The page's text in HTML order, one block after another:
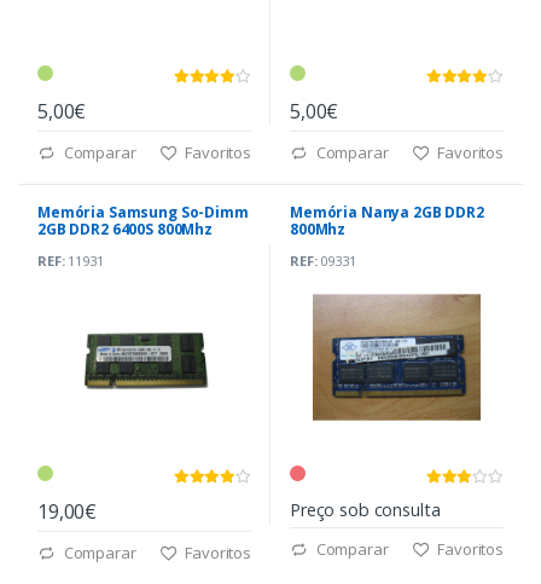
5,00€
Comparar Favoritos
5,00€
Comparar Favoritos
Memória Samsung So-Dimm
2GB DDR2 6400S 800Mhz
REF:11931
19,00€
Comparar Favoritos
Memória Nanya 2GB DDR2
800Mhz
REF:09331
Preço sob consulta
Comparar Favoritos